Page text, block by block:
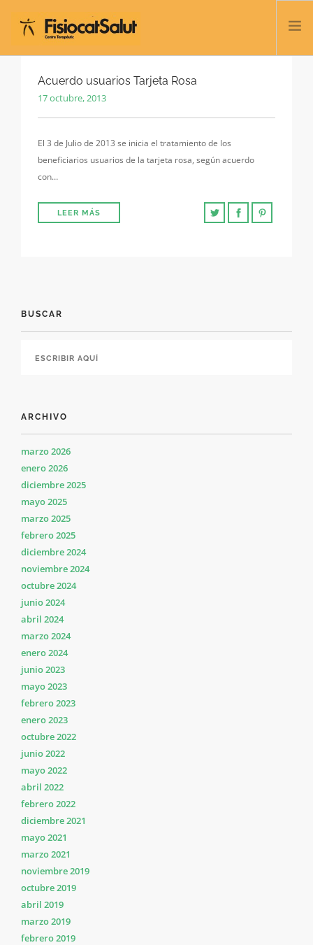
TRATAMIENTOS
SERVICIOS Y CLASES
CONTACTO
Acuerdo usuarios Tarjeta Rosa
17 octubre, 2013
El 3 de Julio de 2013 se inicia el tratamiento de los
beneficiarios usuarios de la tarjeta rosa, según acuerdo
con…
LEER MÁS
BUSCAR
ARCHIVO
marzo 2026
enero 2026
diciembre 2025
mayo 2025
marzo 2025
febrero 2025
diciembre 2024
noviembre 2024
octubre 2024
junio 2024
abril 2024
marzo 2024
enero 2024
junio 2023
mayo 2023
febrero 2023
enero 2023
octubre 2022
junio 2022
mayo 2022
abril 2022
febrero 2022
diciembre 2021
mayo 2021
marzo 2021
noviembre 2019
octubre 2019
abril 2019
marzo 2019
febrero 2019